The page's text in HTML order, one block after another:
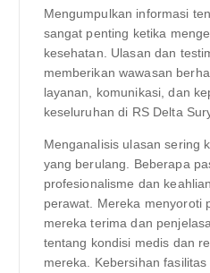
Mengumpulkan informasi
sangat penting ketika
kesehatan. Ulasan dan
memberikan wawasan
layanan, komunikasi, dan
keseluruhan di RS Delta
Menganalisis ulasan sering
yang berulang. Beberapa
profesionalisme dan
perawat. Mereka menyoroti
mereka terima dan
tentang kondisi medis dan
mereka. Kebersihan